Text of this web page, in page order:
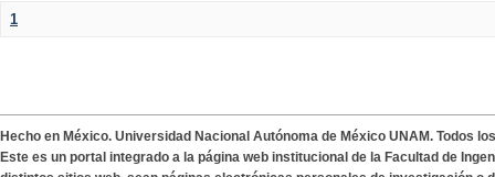
1
Hecho en México. Universidad Nacional Autónoma de México UNAM. Todos
Este es un portal integrado a la página web institucional de la Facultad de